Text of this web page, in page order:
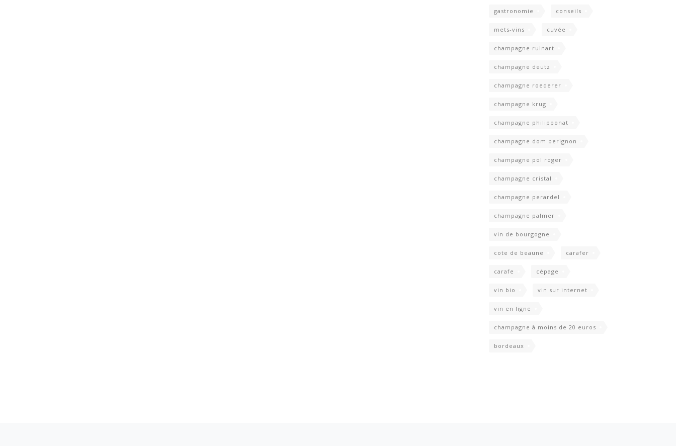
gastronomie conseils
mets-vins cuvée
champagne ruinart
champagne deutz
champagne roederer
champagne krug
champagne philipponat
champagne dom perignon
champagne pol roger
champagne cristal
champagne perardel
champagne palmer
vin de bourgogne
cote de beaune carafer
carafe cépage
vin bio vin sur internet
vin en ligne
champagne à moins de 20 euros
bordeaux